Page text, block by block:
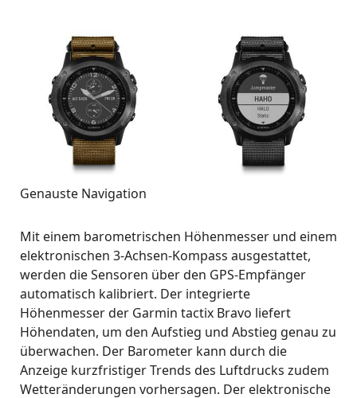
Genauste Navigation
Mit einem barometrischen Höhenmesser und einem
elektronischen 3-Achsen-Kompass ausgestattet,
werden die Sensoren über den GPS-Empfänger
automatisch kalibriert. Der integrierte
Höhenmesser der Garmin tactix Bravo liefert
Höhendaten, um den Aufstieg und Abstieg genau zu
überwachen. Der Barometer kann durch die
Anzeige kurzfristiger Trends des Luftdrucks zudem
Wetteränderungen vorhersagen. Der elektronische